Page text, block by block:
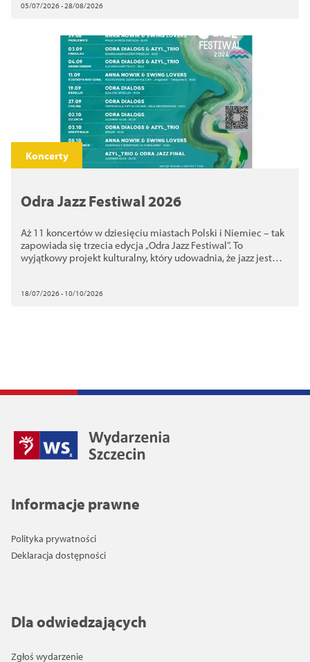
05/07/2026 - 28/08/2026
Koncerty
Odra Jazz Festiwal 2026
Aż 11 koncertów w dziesięciu miastach Polski i Niemiec – tak
zapowiada się trzecia edycja „Odra Jazz Festiwal”. To
wyjątkowy projekt kulturalny, który udowadnia, że jazz jest
18/07/2026 - 10/10/2026
Informacje prawne
Polityka prywatności
Deklaracja dostępności
Dla odwiedzających
Zgłoś wydarzenie